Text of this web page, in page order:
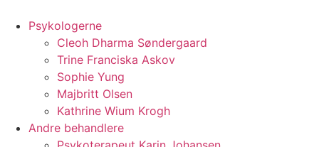
Psykologerne
Cleoh Dharma Søndergaard
Trine Franciska Askov
Sophie Yung
Majbritt Olsen
Kathrine Wium Krogh
Andre behandlere